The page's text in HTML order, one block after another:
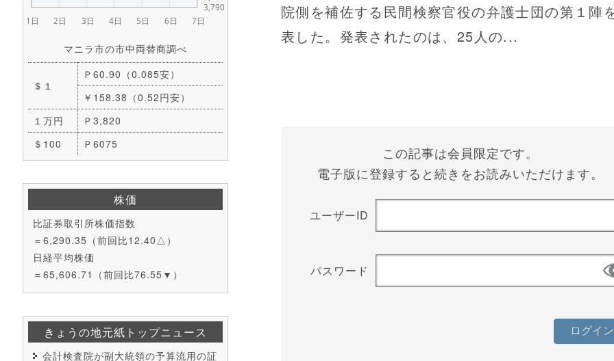
マニラ市の市中両替商調べ
＄１
Ｐ60.90（0.085安）
￥158.38（0.52円安）
１万円
Ｐ3,820
＄100
Ｐ6075
株価
比証券取引所株価指数
＝6,290.35（前回比12.40△）
日経平均株価
＝65,606.71（前回比76.55▼）
きょうの地元紙トップニュース
会計検査院が副大統領の予算流用の証
院側を補佐する民間検察官役の弁護士団の第１陣
表した。発表されたのは、25人の...
この記事は会員限定です。
電子版に登録すると続きをお読みいただけます。
ユーザーID
パスワード